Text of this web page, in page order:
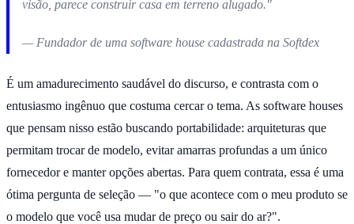
visão, parece construir casa em terreno alugado."
— Fundador de uma software house cadastrada na Softdex
É um amadurecimento saudável do discurso, e contrasta com o
entusiasmo ingênuo que costuma cercar o tema. As software houses
que pensam nisso estão buscando portabilidade: arquiteturas que
permitam trocar de modelo, evitar amarras profundas a um único
fornecedor e manter opções abertas. Para quem contrata, essa é uma
ótima pergunta de seleção — "o que acontece com o meu produto se
o modelo que você usa mudar de preço ou sair do ar?".